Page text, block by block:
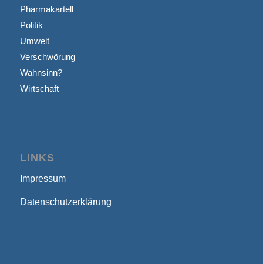
Pharmakartell
Politik
Umwelt
Verschwörung
Wahnsinn?
Wirtschaft
LINKS
Impressum
Datenschutzerklärung